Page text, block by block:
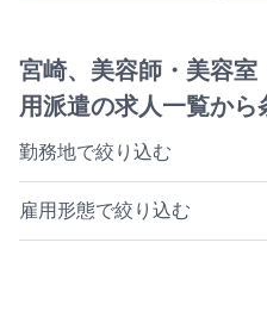
宮崎、美容師・美容
用派遣の求人一覧か
勤務地で絞り込む
日向市/西都市/児湯郡エリア（北部）
雇用形態で絞り込む